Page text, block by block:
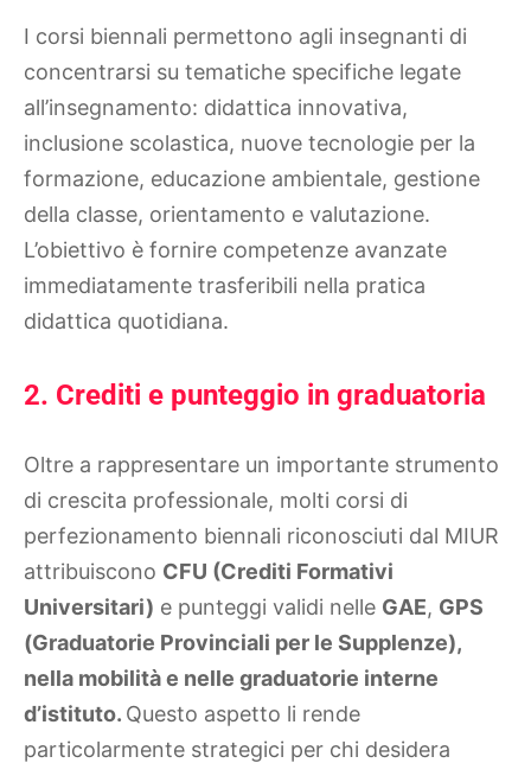
I corsi biennali permettono agli insegnanti di
concentrarsi su tematiche specifiche legate
all’insegnamento: didattica innovativa,
inclusione scolastica, nuove tecnologie per la
formazione, educazione ambientale, gestione
della classe, orientamento e valutazione.
L’obiettivo è fornire competenze avanzate
immediatamente trasferibili nella pratica
didattica quotidiana.
2. Crediti e punteggio in graduatoria
Oltre a rappresentare un importante strumento
di crescita professionale, molti corsi di
perfezionamento biennali riconosciuti dal MIUR
attribuiscono CFU (Crediti Formativi
Universitari) e punteggi validi nelle GAE, GPS
(Graduatorie Provinciali per le Supplenze),
nella mobilità e nelle graduatorie interne
d’istituto. Questo aspetto li rende
particolarmente strategici per chi desidera